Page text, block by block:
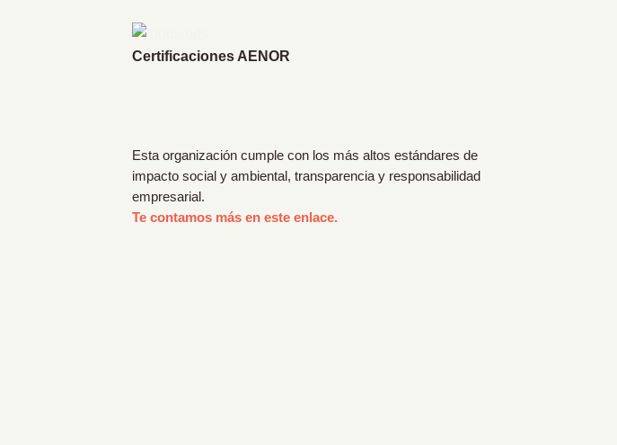
Certificaciones AENOR
Esta organización cumple con los más altos estándares de
impacto social y ambiental, transparencia y responsabilidad
empresarial.
Te contamos más en este enlace.